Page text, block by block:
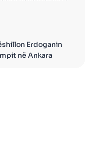
Erdoganin
në Ankara